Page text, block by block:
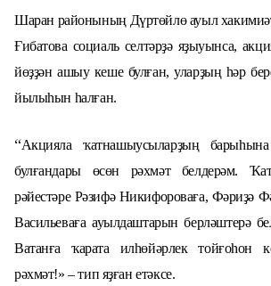
Шаран районының Дүртөйлө ауыл
Ғибатова социаль селтәрҙә яҙыуынса, а
йөҙҙән ашыу кеше булған, уларҙың һәр
йылыһын һалған.
“Акцияла ҡатнашыусыларҙың
булғандары өсөн рәхмәт белдерәм.
рәйестәре Рәзифә Никифороваға, Фәриҙә
Васильеваға ауылдаштарын берләштерә
Ватанға ҡарата илһөйәрлек тойғоһон
рәхмәт!»– тип яҙған етәксе.